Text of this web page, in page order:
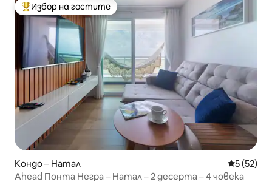
Най-популярен избор на гостите
Избор на гостите
Кондо – Натал Средна
5 (52)
Ahead Понта Негра – Натал – 2 десерта – 4 човека